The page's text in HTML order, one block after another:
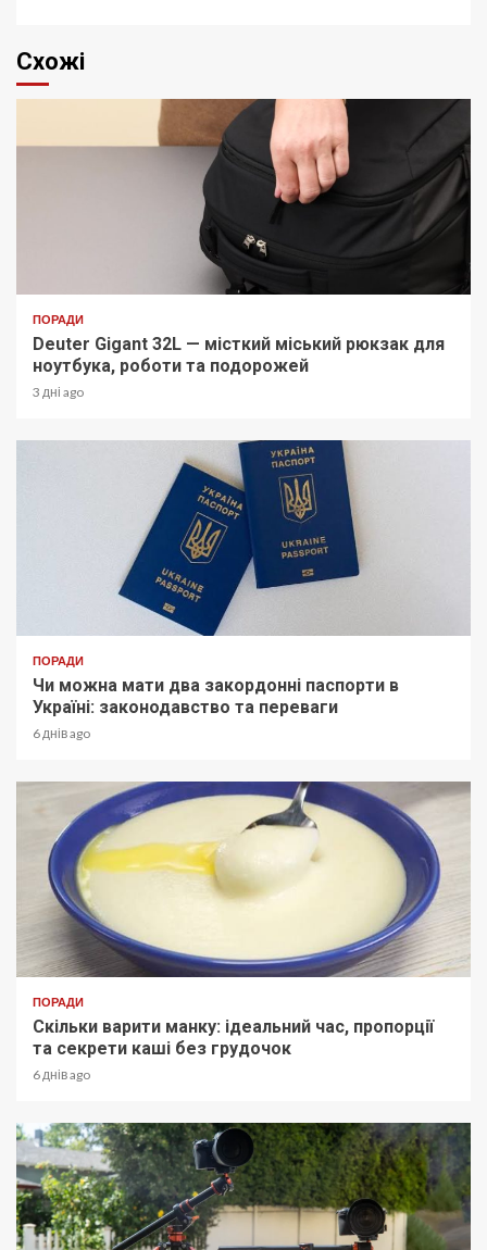
Схожі
ПОРАДИ
Deuter Gigant 32L — місткий міський рюкзак для
ноутбука, роботи та подорожей
3 дні ago
ПОРАДИ
Чи можна мати два закордонні паспорти в
Україні: законодавство та переваги
6 днів ago
ПОРАДИ
Скільки варити манку: ідеальний час, пропорції
та секрети каші без грудочок
6 днів ago